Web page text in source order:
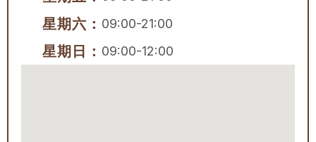
星期六： 09:00-21:00
星期日： 09:00-12:00